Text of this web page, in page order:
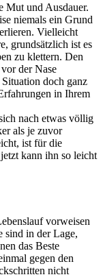
Mut und Ausdauer.
niemals ein Grund
Vielleicht
grundsätzlich ist es
zu klettern. Den
der Nase
doch ganz
in Ihrem
nach etwas völlig
als je zuvor
ist für die
kann ihn so leicht
vorweisen
sind in der Lage,
das Beste
gegen den
nicht